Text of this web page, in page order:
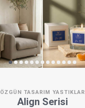
ÖZGÜN TASARIM YASTIKLAR
Align Serisi